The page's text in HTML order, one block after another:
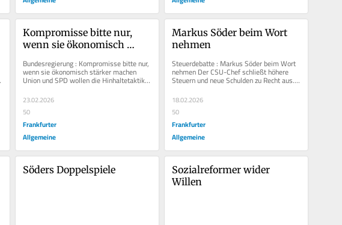
Kompromisse bitte nur,
wenn sie ökonomisch
Bundesregierung : Kompromisse bitte nur,
wenn sie ökonomisch stärker machen
Union und SPD wollen die Hinhaltetaktik
23.02.2026
50
Frankfurter
Allgemeine
Markus Söder beim Wort
nehmen
Steuerdebatte : Markus Söder beim Wort
nehmen Der CSU-Chef schließt höhere
Steuern und neue Schulden zu Recht aus.
18.02.2026
50
Frankfurter
Allgemeine
Söders Doppelspiele
Sozialreformer wider
Willen